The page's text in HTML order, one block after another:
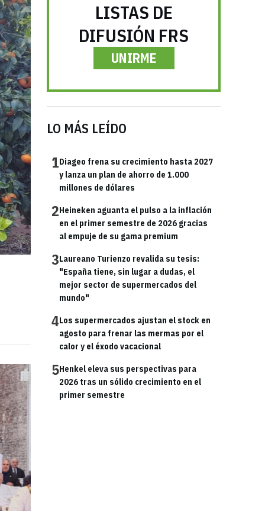
LISTAS DE
DIFUSIÓN FRS
UNIRME
LO MÁS LEÍDO
1Diageo frena su crecimiento hasta 2027
y lanza un plan de ahorro de 1.000
millones de dólares
2Heineken aguanta el pulso a la inflación
en el primer semestre de 2026 gracias
al empuje de su gama premium
3Laureano Turienzo revalida su tesis:
"España tiene, sin lugar a dudas, el
mejor sector de supermercados del
mundo"
4Los supermercados ajustan el stock en
agosto para frenar las mermas por el
calor y el éxodo vacacional
5Henkel eleva sus perspectivas para
2026 tras un sólido crecimiento en el
primer semestre